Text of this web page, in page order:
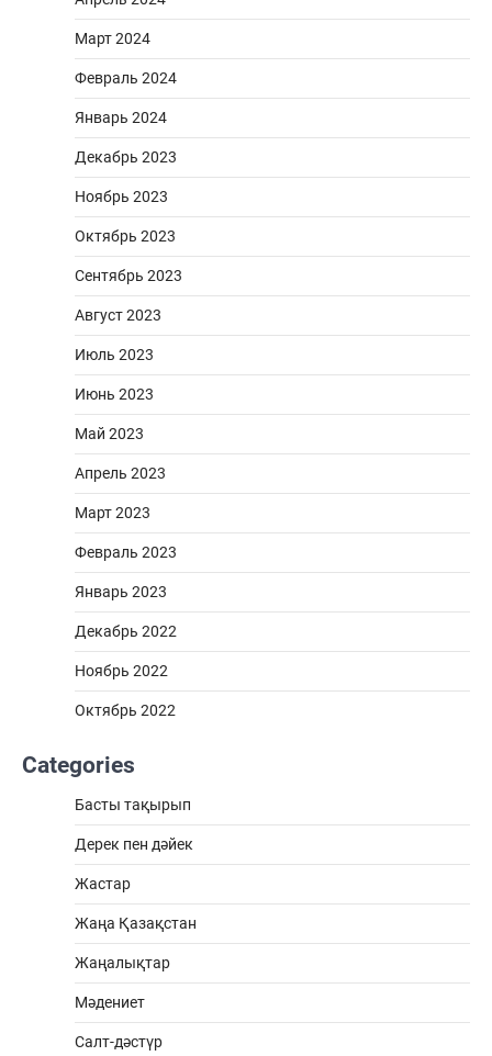
Март 2024
Февраль 2024
Январь 2024
Декабрь 2023
Ноябрь 2023
Октябрь 2023
Сентябрь 2023
Август 2023
Июль 2023
Июнь 2023
Май 2023
Апрель 2023
Март 2023
Февраль 2023
Январь 2023
Декабрь 2022
Ноябрь 2022
Октябрь 2022
Categories
Басты тақырып
Дерек пен дәйек
Жастар
Жаңа Қазақстан
Жаңалықтар
Мәдениет
Салт-дәстүр